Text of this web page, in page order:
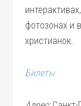
фотозонах и
христианок.
Билеты